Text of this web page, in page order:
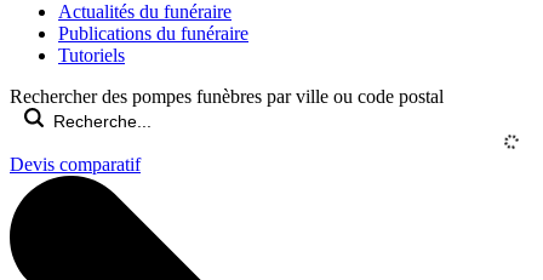
Actualités du funéraire
Publications du funéraire
Tutoriels
Rechercher des pompes funèbres par ville ou code postal
Devis comparatif